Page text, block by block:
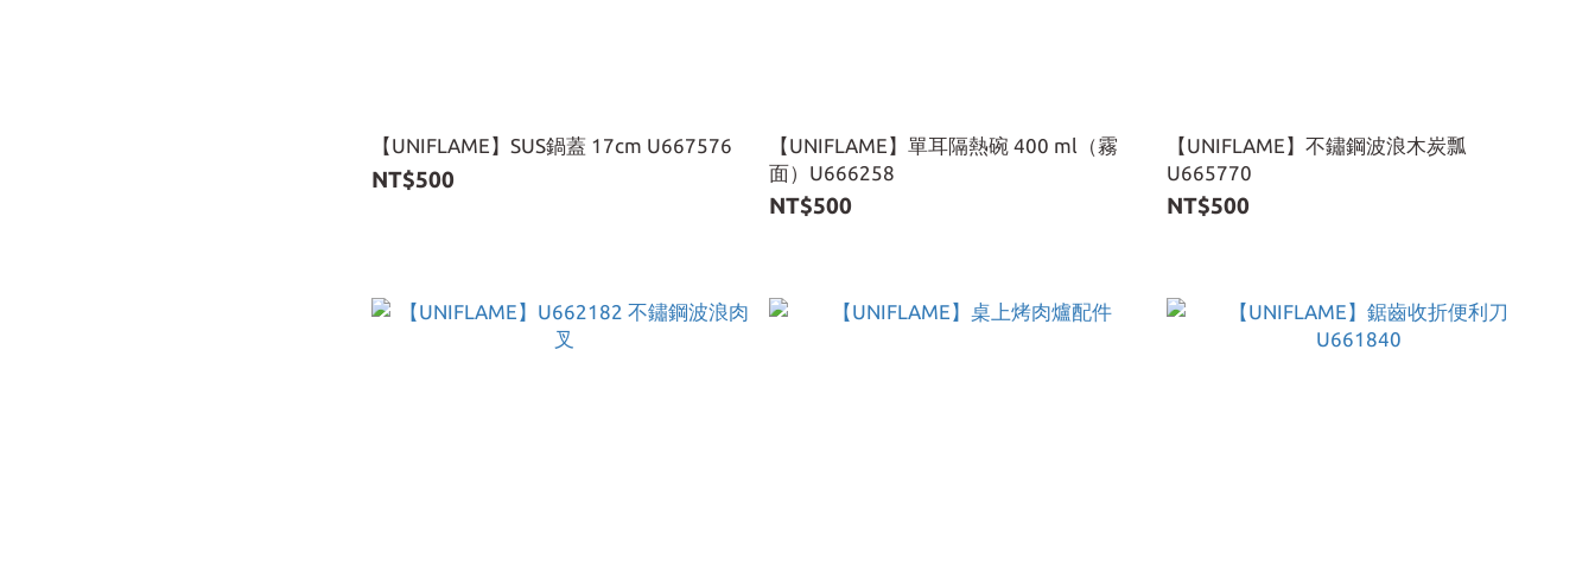
【UNIFLAME】SUS鍋蓋 17cm U667576
NT$500
【UNIFLAME】單耳隔熱碗 400 ml（霧
面）U666258
NT$500
【UNIFLAME】不鏽鋼波浪木炭瓢
U665770
NT$500